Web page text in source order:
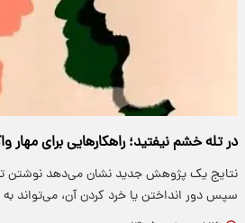
در تله خشم نیفتید؛ راهکارهایی برای
نتایج یک پژوهش جدید نشان می‌دهد نوشتن
سپس دور انداختن یا خرد کردن آن، می‌تواند